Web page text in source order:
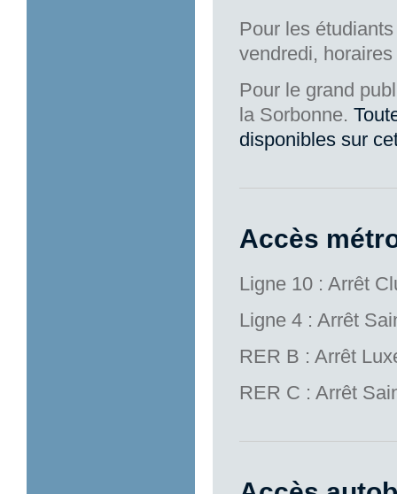
Pour les
vendredi,
Pour le grand
la Sorbonne.
disponibles sur
Accès
Ligne 10 : Arrêt
Ligne 4 : Arrêt
RER B : Arrêt
RER C : Arrêt